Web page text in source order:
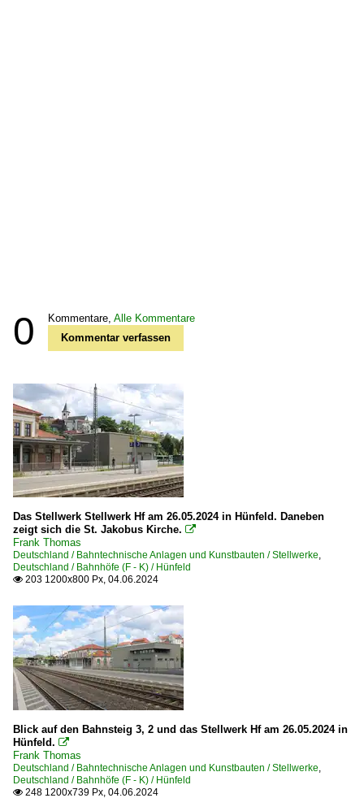
0 Kommentare, Alle Kommentare
Kommentar verfassen
Das Stellwerk Stellwerk Hf am 26.05.2024 in Hünfeld. Daneben
zeigt sich die St. Jakobus Kirche. 
Frank Thomas
Deutschland / Bahntechnische Anlagen und Kunstbauten / Stellwerke,
Deutschland / Bahnhöfe (F - K) / Hünfeld
 203 1200x800 Px, 04.06.2024
Blick auf den Bahnsteig 3, 2 und das Stellwerk Hf am 26.05.2024 in
Hünfeld. 
Frank Thomas
Deutschland / Bahntechnische Anlagen und Kunstbauten / Stellwerke,
Deutschland / Bahnhöfe (F - K) / Hünfeld
 248 1200x739 Px, 04.06.2024